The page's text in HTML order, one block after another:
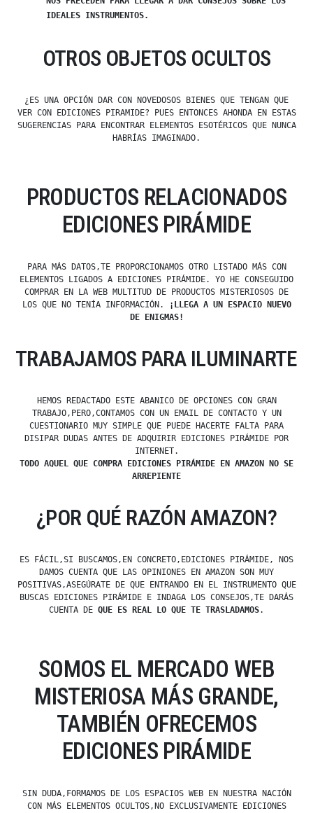
IDEALES INSTRUMENTOS.
OTROS OBJETOS OCULTOS
¿ES UNA OPCIÓN DAR CON NOVEDOSOS BIENES QUE TENGAN QUE
VER CON EDICIONES PIRAMIDE? PUES ENTONCES AHONDA EN ESTAS
SUGERENCIAS PARA ENCONTRAR ELEMENTOS ESOTÉRICOS QUE NUNCA
HABRÍAS IMAGINADO.
PRODUCTOS RELACIONADOS
EDICIONES PIRÁMIDE
PARA MÁS DATOS,TE PROPORCIONAMOS OTRO LISTADO MÁS CON
ELEMENTOS LIGADOS A EDICIONES PIRÁMIDE. YO HE CONSEGUIDO
COMPRAR EN LA WEB MULTITUD DE PRODUCTOS MISTERIOSOS DE
LOS QUE NO TENÍA INFORMACIÓN.
¡LLEGA A UN ESPACIO NUEVO
DE ENIGMAS!
TRABAJAMOS PARA ILUMINARTE
HEMOS REDACTADO ESTE ABANICO DE OPCIONES CON GRAN
TRABAJO,PERO,CONTAMOS CON UN EMAIL DE CONTACTO Y UN
CUESTIONARIO MUY SIMPLE QUE PUEDE HACERTE FALTA PARA
DISIPAR DUDAS ANTES DE ADQUIRIR EDICIONES PIRÁMIDE POR
INTERNET.
TODO AQUEL QUE COMPRA EDICIONES PIRÁMIDE EN AMAZON NO SE
ARREPIENTE
¿POR QUÉ RAZÓN AMAZON?
ES FÁCIL,SI BUSCAMOS,EN CONCRETO,EDICIONES PIRÁMIDE, NOS
DAMOS CUENTA QUE LAS OPINIONES EN AMAZON SON MUY
POSITIVAS,ASEGÚRATE DE QUE ENTRANDO EN EL INSTRUMENTO QUE
BUSCAS EDICIONES PIRÁMIDE E INDAGA LOS CONSEJOS,TE DARÁS
CUENTA DE QUE ES REAL LO QUE TE TRASLADAMOS.
SOMOS EL MERCADO WEB
MISTERIOSA MÁS GRANDE,
TAMBIÉN OFRECEMOS
EDICIONES PIRÁMIDE
SIN DUDA,FORMAMOS DE LOS ESPACIOS WEB EN NUESTRA NACIÓN
CON MÁS ELEMENTOS OCULTOS,NO EXCLUSIVAMENTE EDICIONES